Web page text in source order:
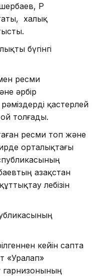
ҚР
халық
бүгінгі
ресми
әрбір
қастерлей
толғады.
ресми топ және
орталықтағы
Қазақстан
лебізін
кейін сапта
гарнизонының